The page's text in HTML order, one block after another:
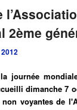
2ème
journée
dimanche 7
voyantes de